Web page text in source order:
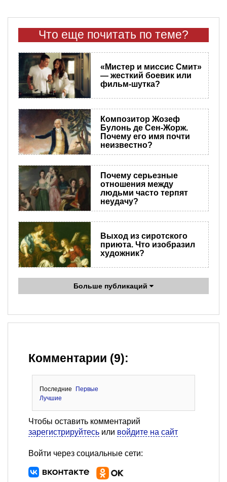
Что еще почитать по теме?
«Мистер и миссис Смит»
— жесткий боевик или
фильм-шутка?
Композитор Жозеф
Булонь де Сен-Жорж.
Почему его имя почти
неизвестно?
Почему серьезные
отношения между
людьми часто терпят
неудачу?
Выход из сиротского
приюта. Что изобразил
художник?
Больше публикаций
Комментарии (9):
Последние
Первые
Лучшие
Чтобы оставить комментарий
зарегистрируйтесь или войдите на сайт
Войти через социальные сети: